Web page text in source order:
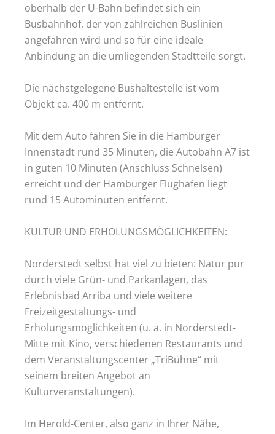
oberhalb der U-Bahn befindet sich ein
Busbahnhof, der von zahlreichen Buslinien
angefahren wird und so für eine ideale
Anbindung an die umliegenden Stadtteile sorgt.
Die nächstgelegene Bushaltestelle ist vom
Objekt ca. 400 m entfernt.
Mit dem Auto fahren Sie in die Hamburger
Innenstadt rund 35 Minuten, die Autobahn A7 ist
in guten 10 Minuten (Anschluss Schnelsen)
erreicht und der Hamburger Flughafen liegt
rund 15 Autominuten entfernt.
KULTUR UND ERHOLUNGSMÖGLICHKEITEN:
Norderstedt selbst hat viel zu bieten: Natur pur
durch viele Grün- und Parkanlagen, das
Erlebnisbad Arriba und viele weitere
Freizeitgestaltungs- und
Erholungsmöglichkeiten (u. a. in Norderstedt-
Mitte mit Kino, verschiedenen Restaurants und
dem Veranstaltungscenter „TriBühne“ mit
seinem breiten Angebot an
Kulturveranstaltungen).
Im Herold-Center, also ganz in Ihrer Nähe,